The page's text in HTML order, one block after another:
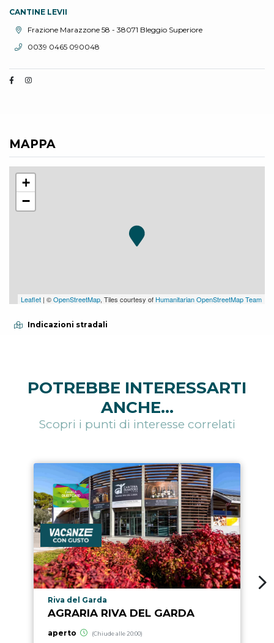
CANTINE LEVII
Località:Frazione Marazzone 58 - 38071 Bleggio Superiore
Telefono:
0039 0465 090048
MAPPA
+
−
Leaflet | ©OpenStreetMap, Tiles courtesy of Humanitarian OpenStreetMap Team
Indicazioni stradali
POTREBBE INTERESSARTI
ANCHE...
Scopri i punti di interesse correlati
Località punto di interesse
Riva del Garda
AGRARIA RIVA DEL GARDA
aperto (Chiude alle 20:00)